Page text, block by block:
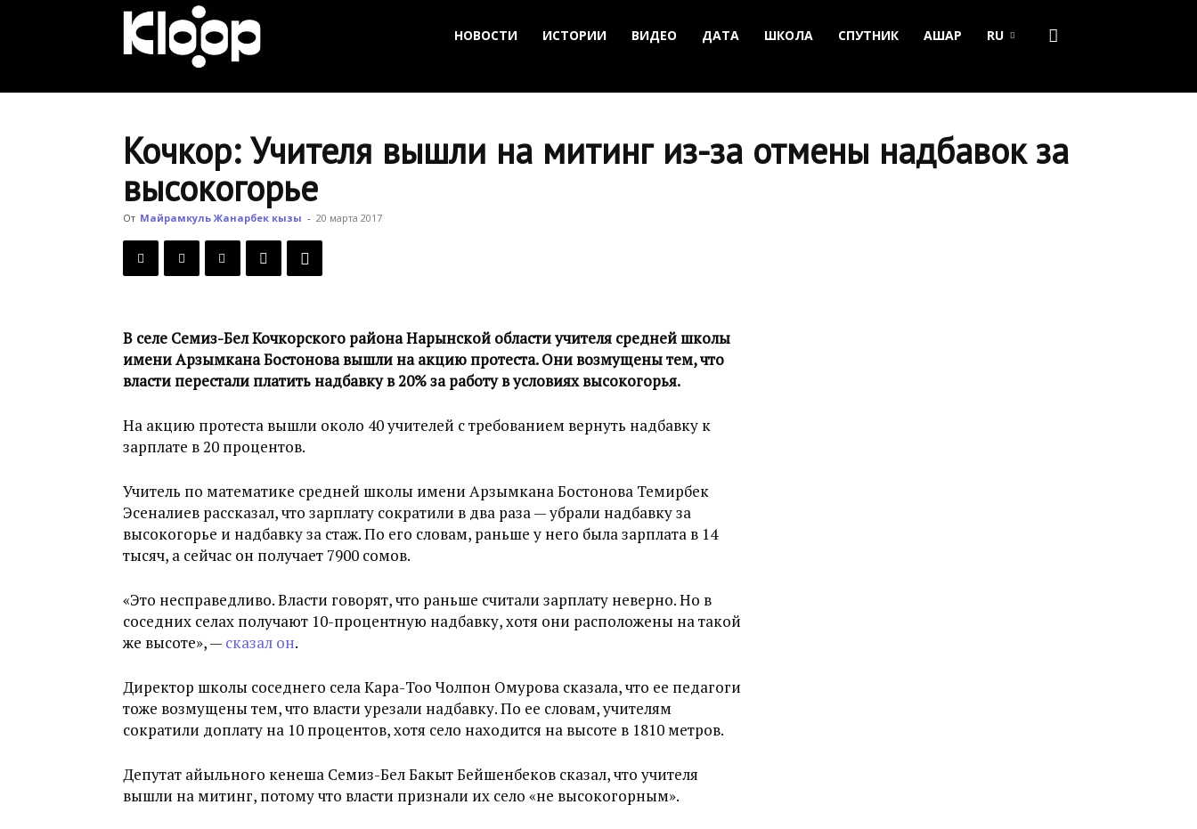
Новости
Кыргызстана
НОВОСТИ ИСТОРИИ ВИДЕО ДАТА ШКОЛА СПУТНИК АШАР RU
Кочкор: Учителя вышли на митинг из-за отмены надбавок за
высокогорье
От Майрамкуль Жанарбек кызы - 20 марта 2017
В селе Семиз-Бел Кочкорского района Нарынской области учителя средней школы
имени Арзымкана Бостонова вышли на акцию протеста. Они возмущены тем, что
власти перестали платить надбавку в 20% за работу в условиях высокогорья.
На акцию протеста вышли около 40 учителей с требованием вернуть надбавку к
зарплате в 20 процентов.
Учитель по математике средней школы имени Арзымкана Бостонова Темирбек
Эсеналиев рассказал, что зарплату сократили в два раза — убрали надбавку за
высокогорье и надбавку за стаж. По его словам, раньше у него была зарплата в 14
тысяч, а сейчас он получает 7900 сомов.
«Это несправедливо. Власти говорят, что раньше считали зарплату неверно. Но в
соседних селах получают 10-процентную надбавку, хотя они расположены на такой
же высоте», — сказал он.
Директор школы соседнего села Кара-Тоо Чолпон Омурова сказала, что ее педагоги
тоже возмущены тем, что власти урезали надбавку. По ее словам, учителям
сократили доплату на 10 процентов, хотя село находится на высоте в 1810 метров.
Депутат айыльного кенеша Семиз-Бел Бакыт Бейшенбеков сказал, что учителя
вышли на митинг, потому что власти признали их село «не высокогорным».